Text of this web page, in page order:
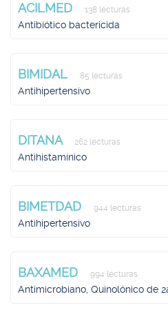
ACILMED 138 lecturas
Antibiótico bactericida
BIMIDAL 85 lecturas
Antihipertensivo
DITANA 262 lecturas
Antihistamínico
BIMETDAD 944 lecturas
Antihipertensivo
BAXAMED 994 lecturas
Antimicrobiano, Quinolónico de